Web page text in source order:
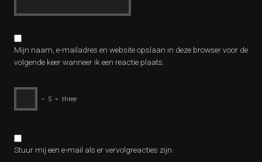
Mijn naam, e-mailadres en website opslaan in deze browser voor de
volgende keer wanneer ik een reactie plaats.
− 5 = three
Stuur mij een e-mail als er vervolgreacties zijn.